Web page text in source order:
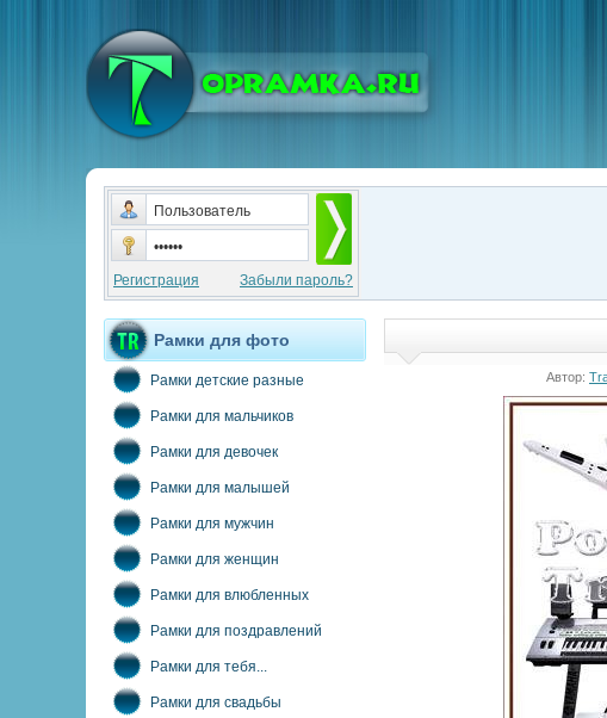
Регистрация Забыли пароль?
Рамки для фото
Рамки детские разные
Рамки для мальчиков
Рамки для девочек
Рамки для малышей
Рамки для мужчин
Рамки для женщин
Рамки для влюбленных
Рамки для поздравлений
Рамки для тебя...
Рамки для свадьбы
Автор: